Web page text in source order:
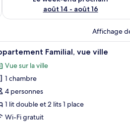
août 14 - août 16
Affichage
une chaise, une télévision et un
Un balcon
9 Familial, vue ville
Vue sur la ville
1 chambre
4 personnes
1 lit double et 2 lits 1 place
Wi-Fi gratuit